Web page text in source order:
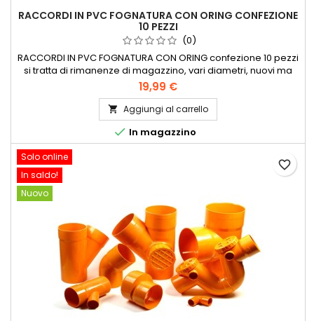
RACCORDI IN PVC FOGNATURA CON ORING CONFEZIONE
10 PEZZI
(0)
RACCORDI IN PVC FOGNATURA CON ORING confezione 10 pezzi
si tratta di rimanenze di magazzino, vari diametri, nuovi ma
scoloriti dal sole
19,99 €
 Aggiungi al carrello
 In magazzino
Solo online
In saldo!
Nuovo
favorite_border